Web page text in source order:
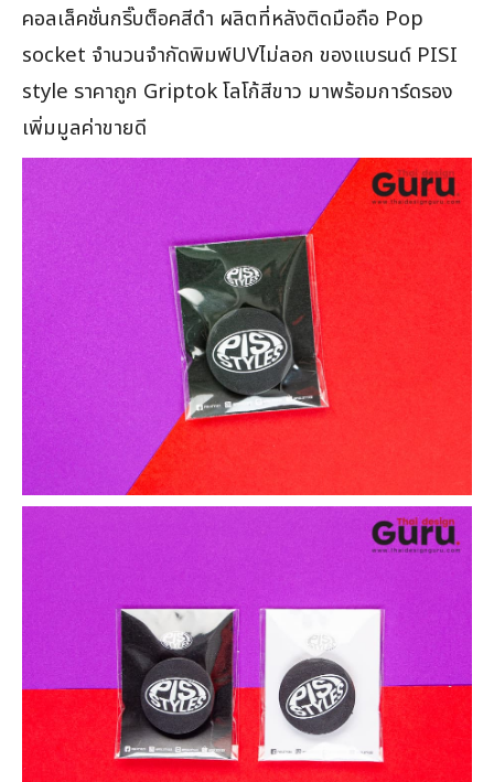
คอลเล็คชั่นกริ๊บต็อคสีดำ ผลิตที่หลังติดมือถือ Pop
socket จำนวนจำกัดพิมพ์UVไม่ลอก ของแบรนด์ PISI
style ราคาถูก Griptok โลโก้สีขาว มาพร้อมการ์ดรอง
เพิ่มมูลค่าขายดี